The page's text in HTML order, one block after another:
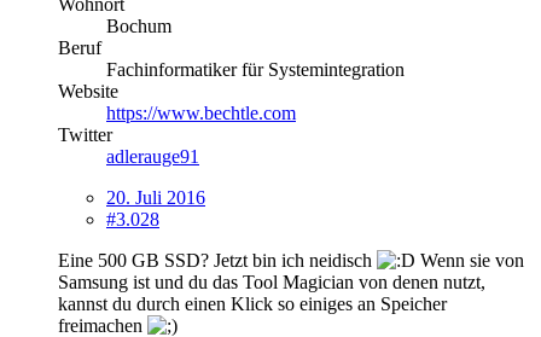
Bochum
Beruf
Fachinformatiker für Systemintegration
Website
https://www.bechtle.com
Twitter
adlerauge91
20. Juli 2016
#3.028
Eine 500 GB SSD? Jetzt bin ich neidisch
Wenn sie von
Samsung ist und du das Tool Magician von denen nutzt,
kannst du durch einen Klick so einiges an Speicher
freimachen